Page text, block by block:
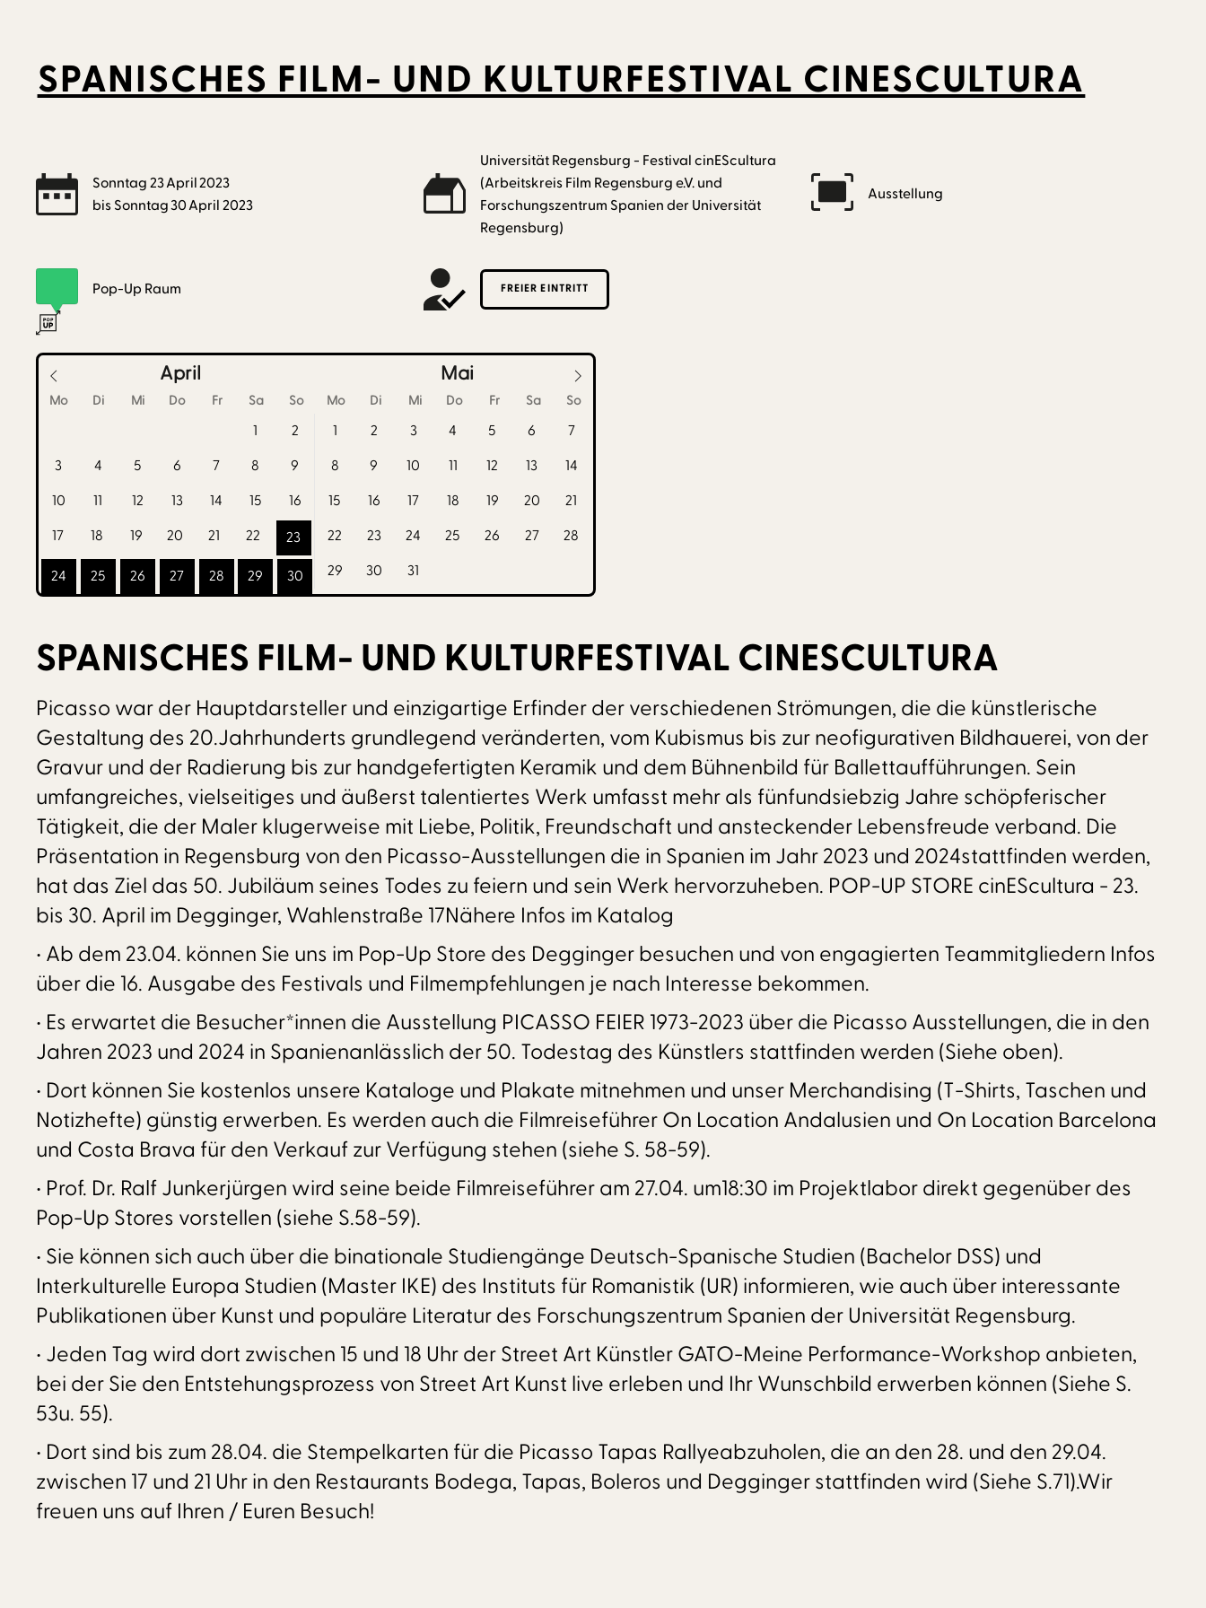
SPANISCHES FILM- UND KULTURFESTIVAL CINESCULTURA
Sonntag 23April2023
bis Sonntag30April 2023
Universität Regensburg - Festival cinEScultura
(Arbeitskreis Film Regensburg e.V. und
Forschungszentrum Spanien der Universität
Regensburg)
Ausstellung
Pop-Up Raum FREIER EINTRITT
April Mai
Mo Di Mi Do Fr Sa So Mo Di Mi Do Fr Sa So
1
2
3
4 5 6 7 8
9
10
11 12 13 14 15
16
17
18 19 20 21 22 23
24 25 26 27 28 29 30
1 2 3 4 5 6
7
8
9 10 11 12 13
14
15
16 17 18 19 20
21
22
23 24 25 26 27
28
29
30 31
SPANISCHES FILM- UND KULTURFESTIVAL CINESCULTURA
Picasso war der Hauptdarsteller und einzigartige Erfinder der verschiedenen Strömungen, die die künstlerische
Gestaltung des 20.Jahrhunderts grundlegend veränderten, vom Kubismus bis zur neofigurativen Bildhauerei, von der
Gravur und der Radierung bis zur handgefertigten Keramik und dem Bühnenbild für Ballettaufführungen. Sein
umfangreiches, vielseitiges und äußerst talentiertes Werk umfasst mehr als fünfundsiebzig Jahre schöpferischer
Tätigkeit, die der Maler klugerweise mit Liebe, Politik, Freundschaft und ansteckender Lebensfreude verband. Die
Präsentation in Regensburg von den Picasso-Ausstellungen die in Spanien im Jahr 2023 und 2024stattfinden werden,
hat das Ziel das 50. Jubiläum seines Todes zu feiern und sein Werk hervorzuheben. POP-UP STORE cinEScultura - 23.
bis 30. April im Degginger, Wahlenstraße 17Nähere Infos im Katalog
• Ab dem 23.04. können Sie uns im Pop-Up Store des Degginger besuchen und von engagierten Teammitgliedern Infos
über die 16. Ausgabe des Festivals und Filmempfehlungen je nach Interesse bekommen.
• Es erwartet die Besucher*innen die Ausstellung PICASSO FEIER 1973-2023 über die Picasso Ausstellungen, die in den
Jahren 2023 und 2024 in Spanienanlässlich der 50. Todestag des Künstlers stattfinden werden (Siehe oben).
• Dort können Sie kostenlos unsere Kataloge und Plakate mitnehmen und unser Merchandising (T-Shirts, Taschen und
Notizhefte) günstig erwerben. Es werden auch die Filmreiseführer On Location Andalusien und On Location Barcelona
und Costa Brava für den Verkauf zur Verfügung stehen (siehe S. 58-59).
• Prof. Dr. Ralf Junkerjürgen wird seine beide Filmreiseführer am 27.04. um18:30 im Projektlabor direkt gegenüber des
Pop-Up Stores vorstellen (siehe S.58-59).
• Sie können sich auch über die binationale Studiengänge Deutsch-Spanische Studien (Bachelor DSS) und
Interkulturelle Europa Studien (Master IKE) des Instituts für Romanistik (UR) informieren, wie auch über interessante
Publikationen über Kunst und populäre Literatur des Forschungszentrum Spanien der Universität Regensburg.
• Jeden Tag wird dort zwischen 15 und 18 Uhr der Street Art Künstler GATO-Meine Performance-Workshop anbieten,
bei der Sie den Entstehungsprozess von Street Art Kunst live erleben und Ihr Wunschbild erwerben können (Siehe S.
53u. 55).
• Dort sind bis zum 28.04. die Stempelkarten für die Picasso Tapas Rallyeabzuholen, die an den 28. und den 29.04.
zwischen 17 und 21 Uhr in den Restaurants Bodega, Tapas, Boleros und Degginger stattfinden wird (Siehe S.71).Wir
freuen uns auf Ihren / Euren Besuch!